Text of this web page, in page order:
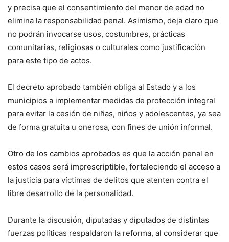
y precisa que el consentimiento del menor de edad no
elimina la responsabilidad penal. Asimismo, deja claro que
no podrán invocarse usos, costumbres, prácticas
comunitarias, religiosas o culturales como justificación
para este tipo de actos.
El decreto aprobado también obliga al Estado y a los
municipios a implementar medidas de protección integral
para evitar la cesión de niñas, niños y adolescentes, ya sea
de forma gratuita u onerosa, con fines de unión informal.
Otro de los cambios aprobados es que la acción penal en
estos casos será imprescriptible, fortaleciendo el acceso a
la justicia para víctimas de delitos que atenten contra el
libre desarrollo de la personalidad.
Durante la discusión, diputadas y diputados de distintas
fuerzas políticas respaldaron la reforma, al considerar que